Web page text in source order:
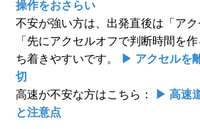
操作をおさらい
不安が強い方は、出発直後は「アク
「先にアクセルオフで判断時間を
ち着きやすいです。 ▶ アクセルを
切
高速が不安な方はこちら： ▶ 高速
と注意点